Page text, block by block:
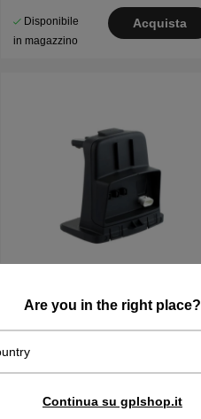
Are you in the right place?
Continua su gplshop.it
Disponibile
in magazzino
Acquista